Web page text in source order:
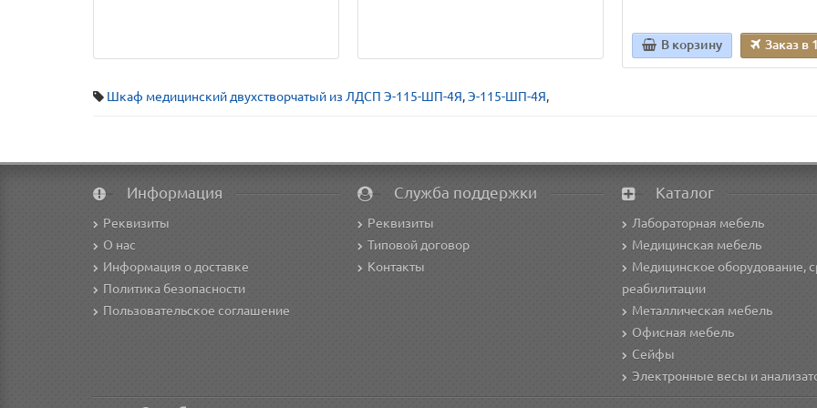
В корзину Заказ в
Шкаф медицинский двухстворчатый из ЛДСП Э-115-ШП-4Я,Э-115-ШП-4Я,
Информация
Реквизиты
О нас
Информация о доставке
Политика безопасности
Пользовательское соглашение
Служба поддержки
Реквизиты
Типовой договор
Контакты
Каталог
Лабораторная мебель
Медицинская мебель
Медицинское оборудование,
реабилитации
Металлическая мебель
Офисная мебель
Сейфы
Электронные весы и